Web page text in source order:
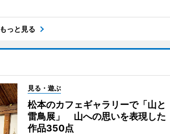
もっと見る
見る・遊ぶ
松本のカフェギャラリーで「山と
雷鳥展」 山への思いを表現した
作品350点